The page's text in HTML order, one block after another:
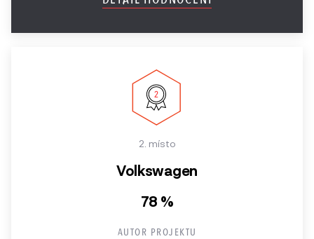
2. místo
Volkswagen
78 %
AUTOR PROJEKTU